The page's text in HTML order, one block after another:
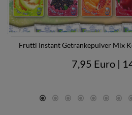
Frutti Instant Getränkepulver Mix
7,95 Euro|